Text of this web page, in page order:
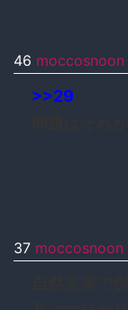
46 moccosnoon
>>29
37 moccosnoon